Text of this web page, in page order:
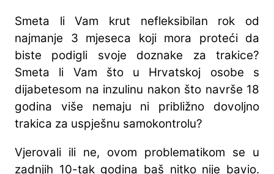
Smeta li Vam krut nefleksibilan rok od
najmanje 3 mjeseca koji mora proteći da
biste podigli svoje doznake za trakice?
Smeta li Vam što u Hrvatskoj osobe s
dijabetesom na inzulinu nakon što navrše 18
godina više nemaju ni približno dovoljno
trakica za uspješnu samokontrolu?
Vjerovali ili ne, ovom problematikom se u
zadnjih 10-tak godina baš nitko nije bavio.